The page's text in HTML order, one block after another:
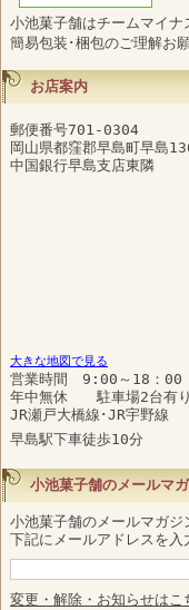
小池菓子舗はチームマイナ
簡易包装･梱包のご理解お
お店案内
郵便番号701-0304
岡山県都窪郡早島町早島
中国銀行早島支店東隣
大きな地図で見る
営業時間 9:00～18：00
年中無休 駐車場2台有り
JR瀬戸大橋線･JR宇野線
早島駅下車徒歩10分
小池菓子舗のメールマ
小池菓子舗のメールマガジ
下記にメールアドレスを入
変更・解除・お知らせは